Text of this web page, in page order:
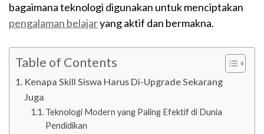
bagaimana teknologi digunakan untuk menciptakan
pengalaman belajaryang aktif dan bermakna.
Table of Contents
Kenapa Skill Siswa Harus Di-Upgrade Sekarang
Juga
Teknologi Modern yang Paling Efektif di Dunia
Pendidikan